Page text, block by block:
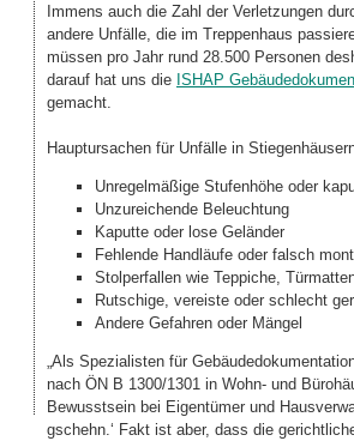
Immens auch die Zahl der Verletzungen
andere Unfälle, die im Treppenhaus
müssen pro Jahr rund 28.500 Personen
darauf hat uns die ISHAP
gemacht.
Hauptursachen für Unfälle in
Unregelmäßige Stufenhöhe oder
Unzureichende Beleuchtung
Kaputte oder lose Geländer
Fehlende Handläufe oder falsch
Stolperfallen wie Teppiche,
Rutschige, vereiste oder schlecht
Andere Gefahren oder Mängel
„Als Spezialisten für
nach ÖN B 1300/1301 in Wohn- und
Bewusstsein bei Eigentümer und
gschehn.‘ Fakt ist aber, dass die